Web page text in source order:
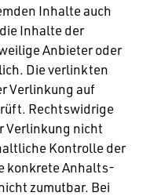
Inhalte auch
Inhalte der
Anbieter oder
Die verlinkten
Verlin­kung auf
Rechts­wid­rige
Verlin­kung nicht
Kontrolle der
konkrete Anhalts­
zumutbar. Bei